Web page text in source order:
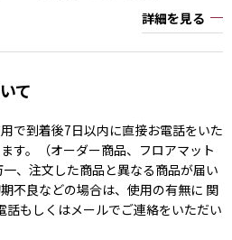
詳細を見る
て
で到着後7日以内に直接お電話をいた
す。（オーダー商品、フロアマット
、注文した商品と異なる商品が届い
不良などの場合は、使用の有無に 関
話もしくはメールでご連絡をいただい